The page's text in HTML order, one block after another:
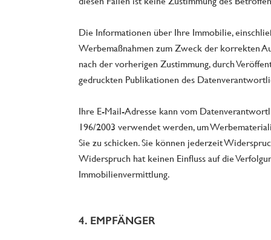
Die Informationen über Ihre Immobilie,
Werbemaßnahmen zum Zweck der korrekten
nach der vorherigen Zustimmung, durch
gedruckten Publikationen des
Ihre E-Mail-Adresse kann vom
196/2003 verwendet werden, um
Sie zu schicken. Sie können jederzeit
Widerspruch hat keinen Einfluss auf die
Immobilienvermittlung.
4. EMPFÄNGER